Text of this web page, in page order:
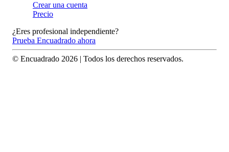
Crear una cuenta
Precio
¿Eres profesional independiente?
Prueba Encuadrado ahora
© Encuadrado 2026 | Todos los derechos reservados.